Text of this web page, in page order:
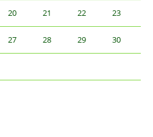
20 21 22 23
27 28 29 30